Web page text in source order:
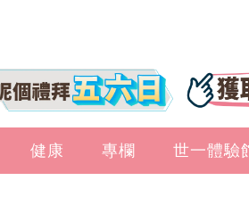
健康 專欄 世一體驗